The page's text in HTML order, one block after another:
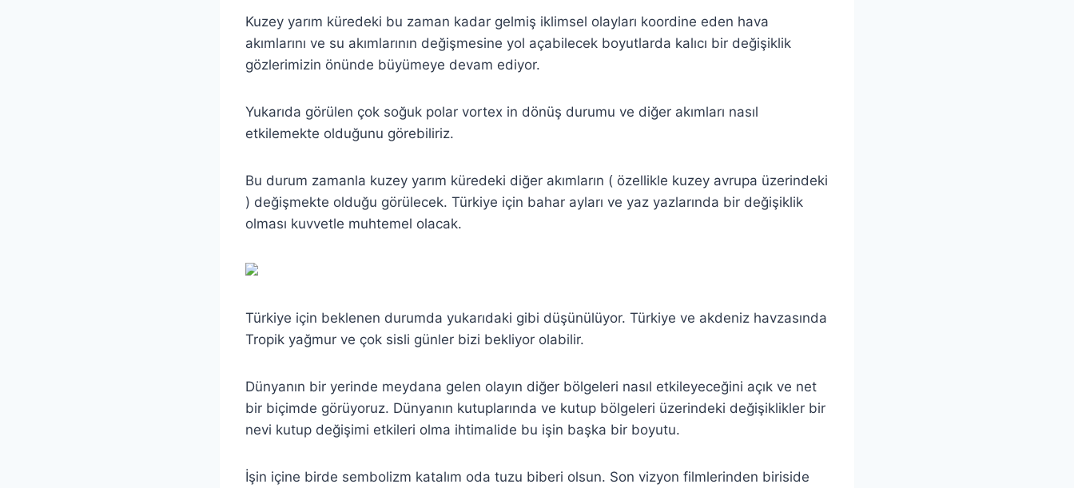
Kuzey yarım küredeki bu zaman kadar gelmiş iklimsel olayları koordine eden hava
akımlarını ve su akımlarının değişmesine yol açabilecek boyutlarda kalıcı bir değişiklik
gözlerimizin önünde büyümeye devam ediyor.
Yukarıda görülen çok soğuk polar vortex in dönüş durumu ve diğer akımları nasıl
etkilemekte olduğunu görebiliriz.
Bu durum zamanla kuzey yarım küredeki diğer akımların ( özellikle kuzey avrupa üzerindeki
) değişmekte olduğu görülecek. Türkiye için bahar ayları ve yaz yazlarında bir değişiklik
olması kuvvetle muhtemel olacak.
Türkiye için beklenen durumda yukarıdaki gibi düşünülüyor. Türkiye ve akdeniz havzasında
Tropik yağmur ve çok sisli günler bizi bekliyor olabilir.
Dünyanın bir yerinde meydana gelen olayın diğer bölgeleri nasıl etkileyeceğini açık ve net
bir biçimde görüyoruz. Dünyanın kutuplarında ve kutup bölgeleri üzerindeki değişiklikler bir
nevi kutup değişimi etkileri olma ihtimalide bu işin başka bir boyutu.
İşin içine birde sembolizm katalım oda tuzu biberi olsun. Son vizyon filmlerinden biriside